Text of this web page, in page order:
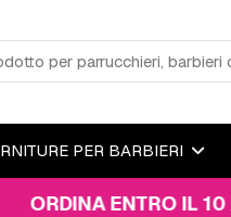
PER BARBIERI
ENTRO IL 10